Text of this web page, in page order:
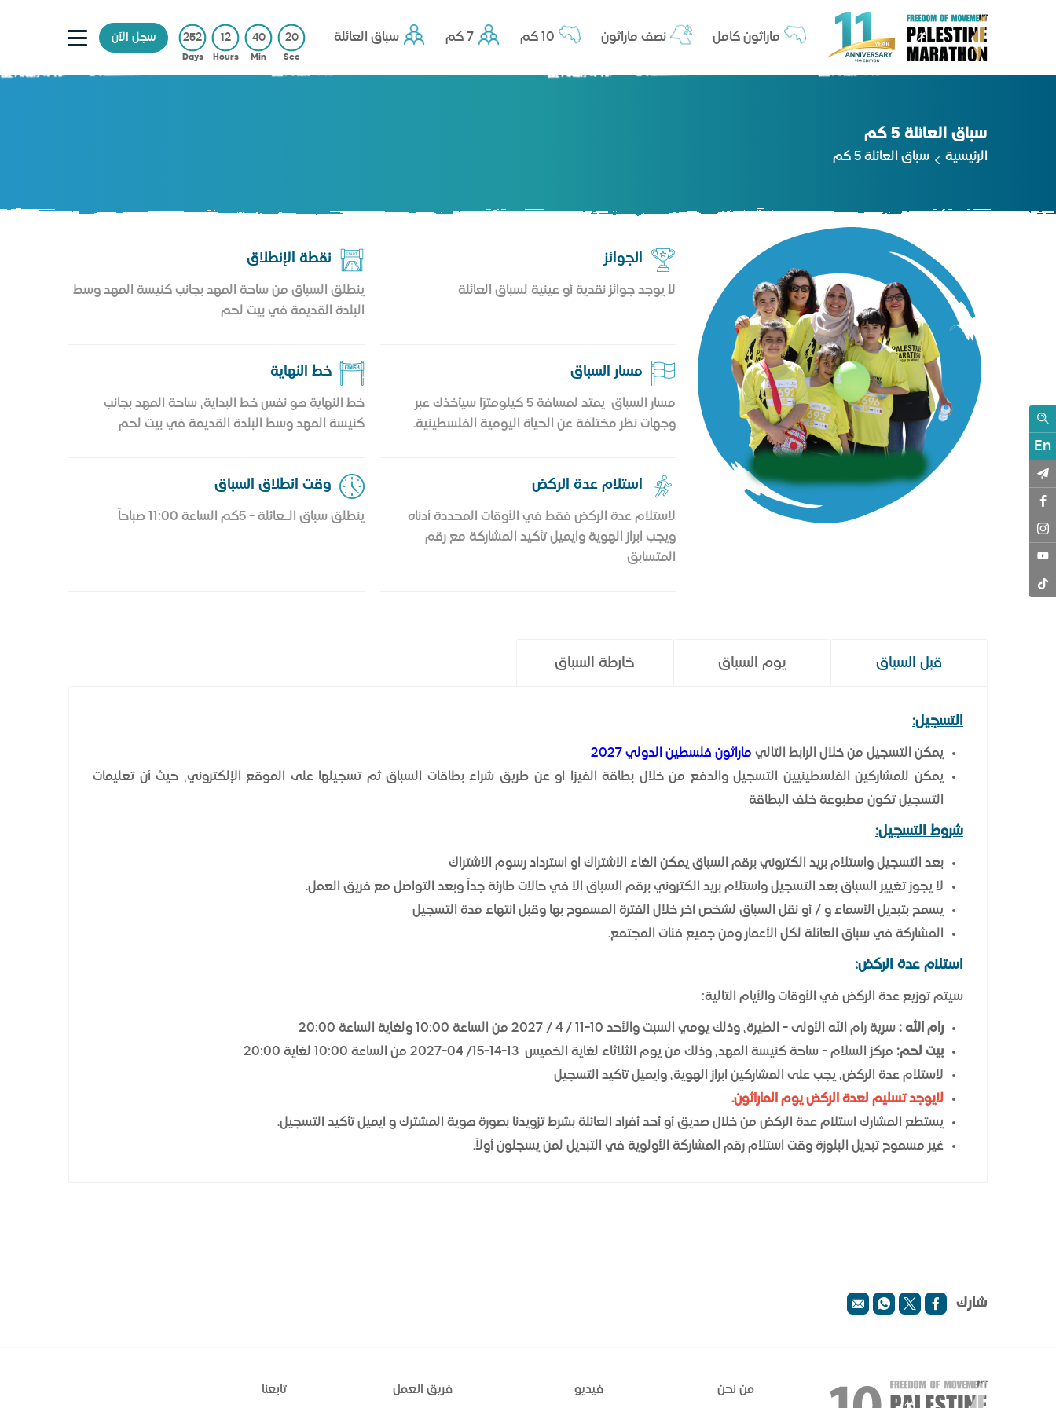
ماراثون كامل نصف ماراثون 10 كم 7 كم سباق العائلة 252
Days
12
Hours
40
Min
19
Sec
سجل الآن
En
سباق العائلة 5 كم
الرئيسية سباق العائلة 5 كم
الجوائز
لا يوجد جوائز نقدية أو عينية لسباق العائلة
نقطة الإنطلاق
ينطلق السباق من ساحة المهد بجانب كنيسة المهد وسط
البلدة القديمة في بيت لحم
مسار السباق
مسار السباق يمتد لمسافة 5 كيلومترًا سيأخذك عبر
وجهات نظر مختلفة عن الحياة اليومية الفلسطينية.
خط النهاية
خط النهاية هو نفس خط البداية، ساحة المهد بجانب
كنيسة المهد وسط البلدة القديمة في بيت لحم
استلام عدة الركض
لاستلام عدة الركض فقط في الأوقات المحددة أدناه
ويجب ابراز الهوية وايميل تأكيد المشاركة مع رقم
المتسابق
وقت انطلاق السباق
ينطلق سباق الـعائلة - 5كم الساعة 11:00 صباحاً
قبل السباق يوم السباق خارطة السباق
التسجيل:
يمكن التسجيل من خلال الرابط التالي ماراثون فلسطين الدولي 2027
يمكن للمشاركين الفلسطينيين التسجيل والدفع من خلال بطاقة الفيزا او عن طريق شراء بطاقات السباق ثم تسجيلها على الموقع الإلكتروني، حيث أن تعليمات
التسجيل تكون مطبوعة خلف البطاقة
شروط التسجيل:
بعد التسجيل واستلام بريد الكتروني برقم السباق يمكن الغاء الاشتراك او استرداد رسوم الاشتراك
لا يجوز تغيير السباق بعد التسجيل واستلام بريد الكتروني برقم السباق الا في حالات طارئة جداً وبعد التواصل مع فريق العمل.
يسمح بتبديل الأسماء و / أو نقل السباق لشخص آخر خلال الفترة المسموح بها وقبل انتهاء مدة التسجيل
المشاركة في سباق العائلة لكل الأعمار ومن جميع فئات المجتمع.
استلام عدة الركض:
سيتم توزيع عدة الركض في الأوقات والأيام التالية:
رام الله : سرية رام الله الأولى - الطيرة، وذلك يومي السبت والأحد 10-11 / 4 / 2027 من الساعة 10:00 ولغاية الساعة 20:00
بيت لحم: مركز السلام - ساحة كنيسة المهد، وذلك من يوم الثلاثاء لغاية الخميس 13-14-15/ 04-2027 من الساعة 10:00 لغاية 20:00
لاستلام عدة الركض، يجب على المشاركين ابراز الهوية، وايميل تأكيد التسجيل
لايوجد تسليم لعدة الركض يوم الماراثون.
يستطع المشارك استلام عدة الركض من خلال صديق أو أحد أفراد العائلة بشرط تزويدنا بصورة هوية المشترك و ايميل تأكيد التسجيل.
غير مسموح تبديل البلوزة وقت استلام رقم المشاركة الأولوية في التبديل لمن يسجلون أولاً.
شارك
من نحن فيديو فريق العمل تابعنا